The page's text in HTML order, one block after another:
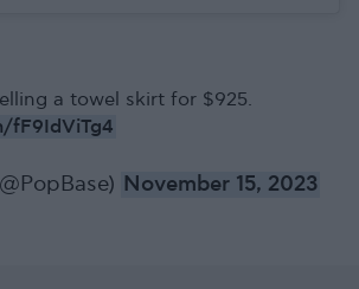
a towel skirt for $925.
fF9IdViTg4
November 15, 2023